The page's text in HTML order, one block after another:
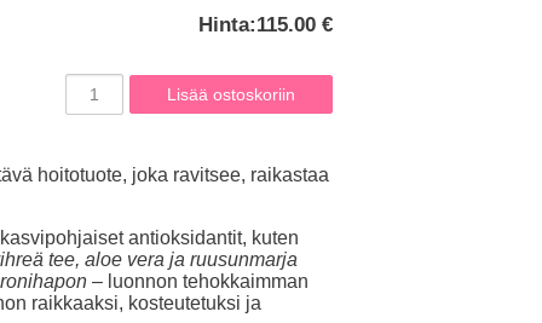
Hinta:115.00 €
hoitotuote, joka ravitsee, raikastaa
antioksidantit, kuten
tee, aloe vera ja ruusunmarja
– luonnon tehokkaimman
raikkaaksi, kosteutetuksi ja